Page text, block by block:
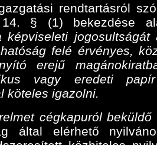
rendtartásról
§ (1) bekezdése
képviseleti jogosultságát
felé érvényes,
erejű
vagy eredeti
köteles igazolni.
cégkapuról beküldő
által elérhető